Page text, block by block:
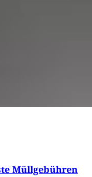
Müllgebühren